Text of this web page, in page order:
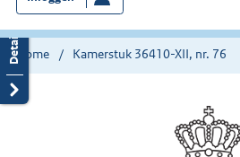
hier:
Home Kamerstuk 36410-XII, nr. 76